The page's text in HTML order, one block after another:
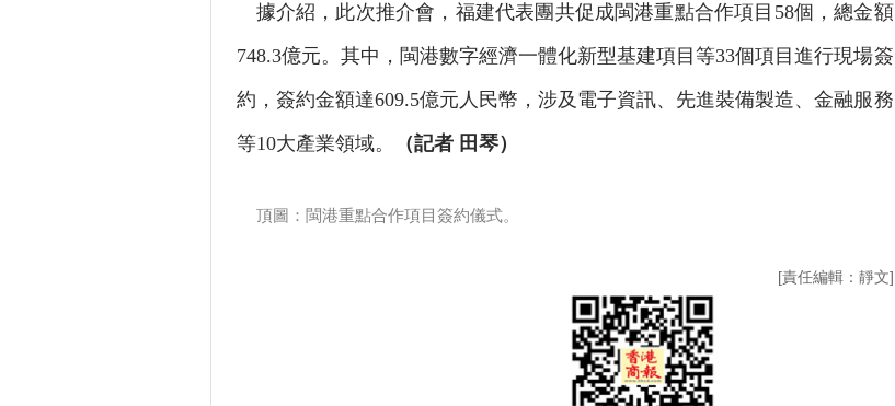
據介紹，此次推介會，福建代表團共促成閩港重點合作項目58個，總金額
748.3億元。其中，閩港數字經濟一體化新型基建項目等33個項目進行現場簽
約，簽約金額達609.5億元人民幣，涉及電子資訊、先進裝備製造、金融服務
等10大產業領域。
（記者 田琴）
頂圖：閩港重點合作項目簽約儀式。
[責任編輯：靜文]